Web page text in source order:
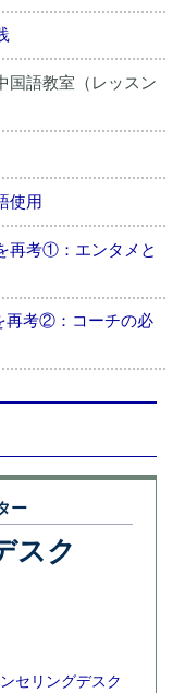
国語教室（レッスン
使用
再考①：エンタメと
再考②：コーチの必
ー
スク
ンセリングデスク